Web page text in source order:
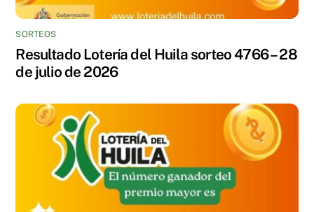
SORTEOS
Resultado Lotería del Huila sorteo 4766 – 28
de julio de 2026